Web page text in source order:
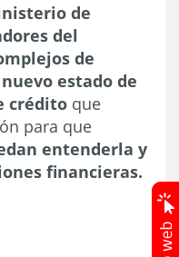
de
del
de
nuevo estado de
crédito que
para que
entenderla y
financieras.